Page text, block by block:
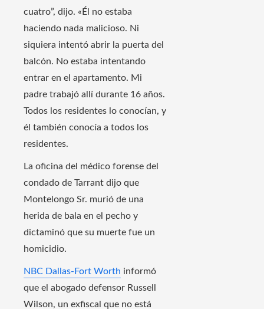
cuatro”, dijo. «Él no estaba
haciendo nada malicioso. Ni
siquiera intentó abrir la puerta del
balcón. No estaba intentando
entrar en el apartamento. Mi
padre trabajó allí durante 16 años.
Todos los residentes lo conocían, y
él también conocía a todos los
residentes.
La oficina del médico forense del
condado de Tarrant dijo que
Montelongo Sr. murió de una
herida de bala en el pecho y
dictaminó que su muerte fue un
homicidio.
NBC Dallas-Fort Worth informó
que el abogado defensor Russell
Wilson, un exfiscal que no está